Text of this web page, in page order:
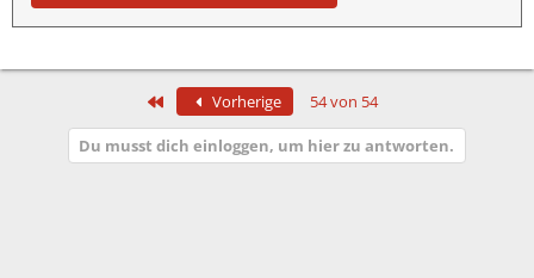
Erste Vorherige 54 von 54
Du musst dich einloggen, um hier zu antworten.